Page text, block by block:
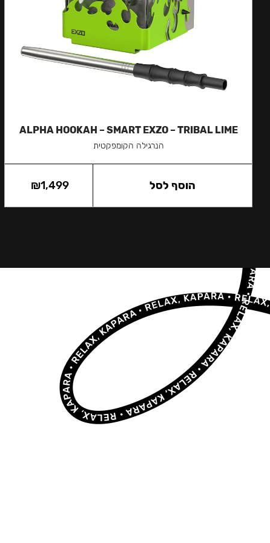
ALPHA HOOKAH – SMART EXZO – TRIBAL LIME
הנרגילה הקומפקטית
₪1,499 הוסף לסל